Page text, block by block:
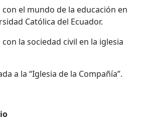
el mundo de la educación en
Católica del Ecuador.
la sociedad civil en la iglesia
a la “Iglesia de la Compañía”.